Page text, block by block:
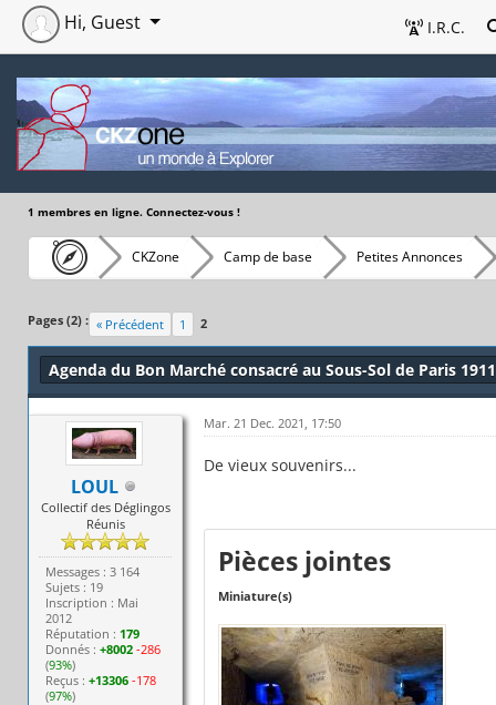
I.R.C.
Hi, Guest
1 membres en ligne. Connectez-vous !
CKZone Camp de base Petites Annonces
Pages (2) : « Précédent 1 2
Agenda du Bon Marché consacré au Sous-Sol de Paris 1911
LOUL
Collectif des Déglingos
Réunis
Messages : 3 164
Sujets : 19
Inscription : Mai
2012
Réputation : 179
Donnés :+8002 -286
(93%)
Reçus :+13306 -178
(97%)
Mar. 21 Dec. 2021, 17:50
De vieux souvenirs...
Pièces jointes
Miniature(s)